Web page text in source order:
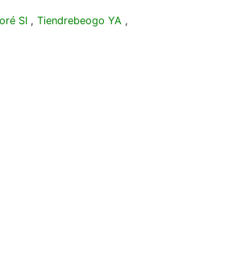
SI , Tiendrebeogo YA ,